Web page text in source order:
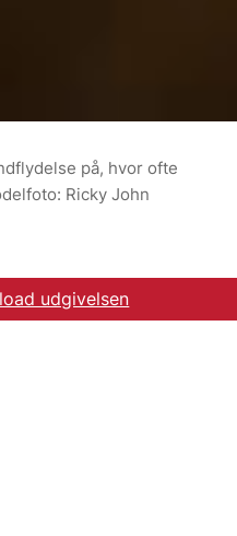
på, hvor ofte
Ricky John
udgivelsen
Hent rapporten Hvad